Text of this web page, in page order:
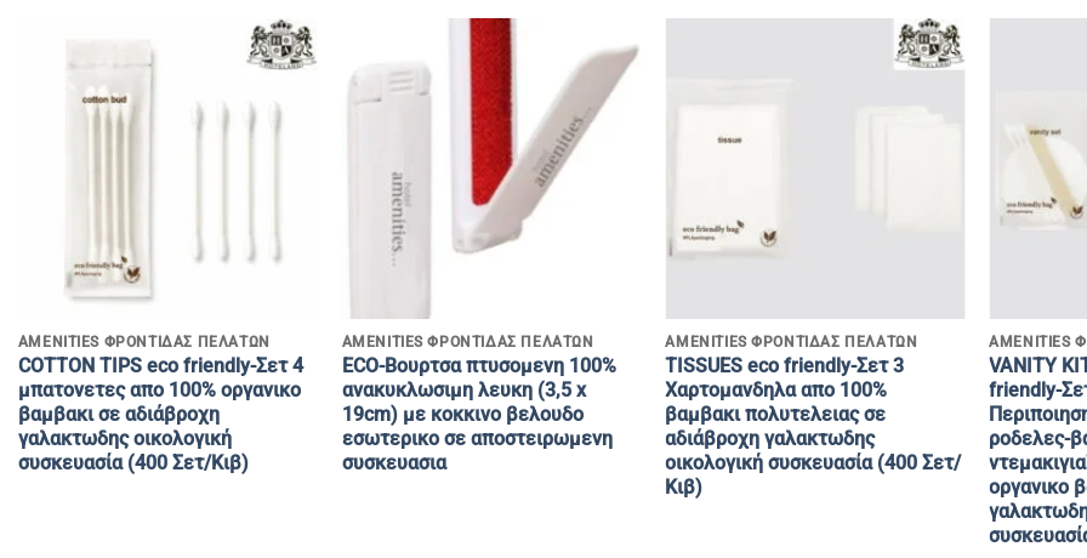
AMENITIES ΦΡΟΝΤΙΔΑΣ ΠΕΛΑΤΩΝ
COTTON TIPS eco friendly-Σετ 4
μπατονετες απο 100% οργανικο
βαμβακι σε αδιάβροχη
γαλακτωδης οικολογική
συσκευασία (400 Σετ/Κιβ)
AMENITIES ΦΡΟΝΤΙΔΑΣ ΠΕΛΑΤΩΝ
ECO-Βουρτσα πτυσομενη 100%
ανακυκλωσιμη λευκη (3,5 x
19cm) με κοκκινο βελουδο
εσωτερικο σε αποστειρωμενη
συσκευασια
AMENITIES ΦΡΟΝΤΙΔΑΣ ΠΕΛΑΤΩΝ
TISSUES eco friendly-Σετ 3
Χαρτομανδηλα απο 100%
βαμβακι πολυτελειας σε
αδιάβροχη γαλακτωδης
οικολογική συσκευασία (400 Σετ/
Κιβ)
AMENITIES
VANITY
friendly-
ροδελες-
οργανικο